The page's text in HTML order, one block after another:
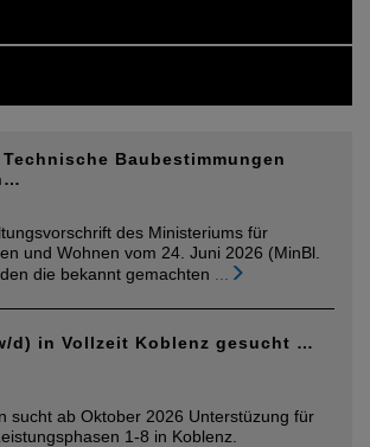
Baubestimmungen
des Ministeriums für
und Wohnen vom 24. Juni 2026 (MinBl.
die bekannt gemachten
d) in Vollzeit Koblenz gesucht …
sucht ab Oktober 2026 Unterstüzung für
1-8 in Koblenz.